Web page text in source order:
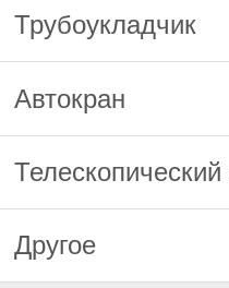
Трубоукладчик
Автокран
Телескопический
Другое